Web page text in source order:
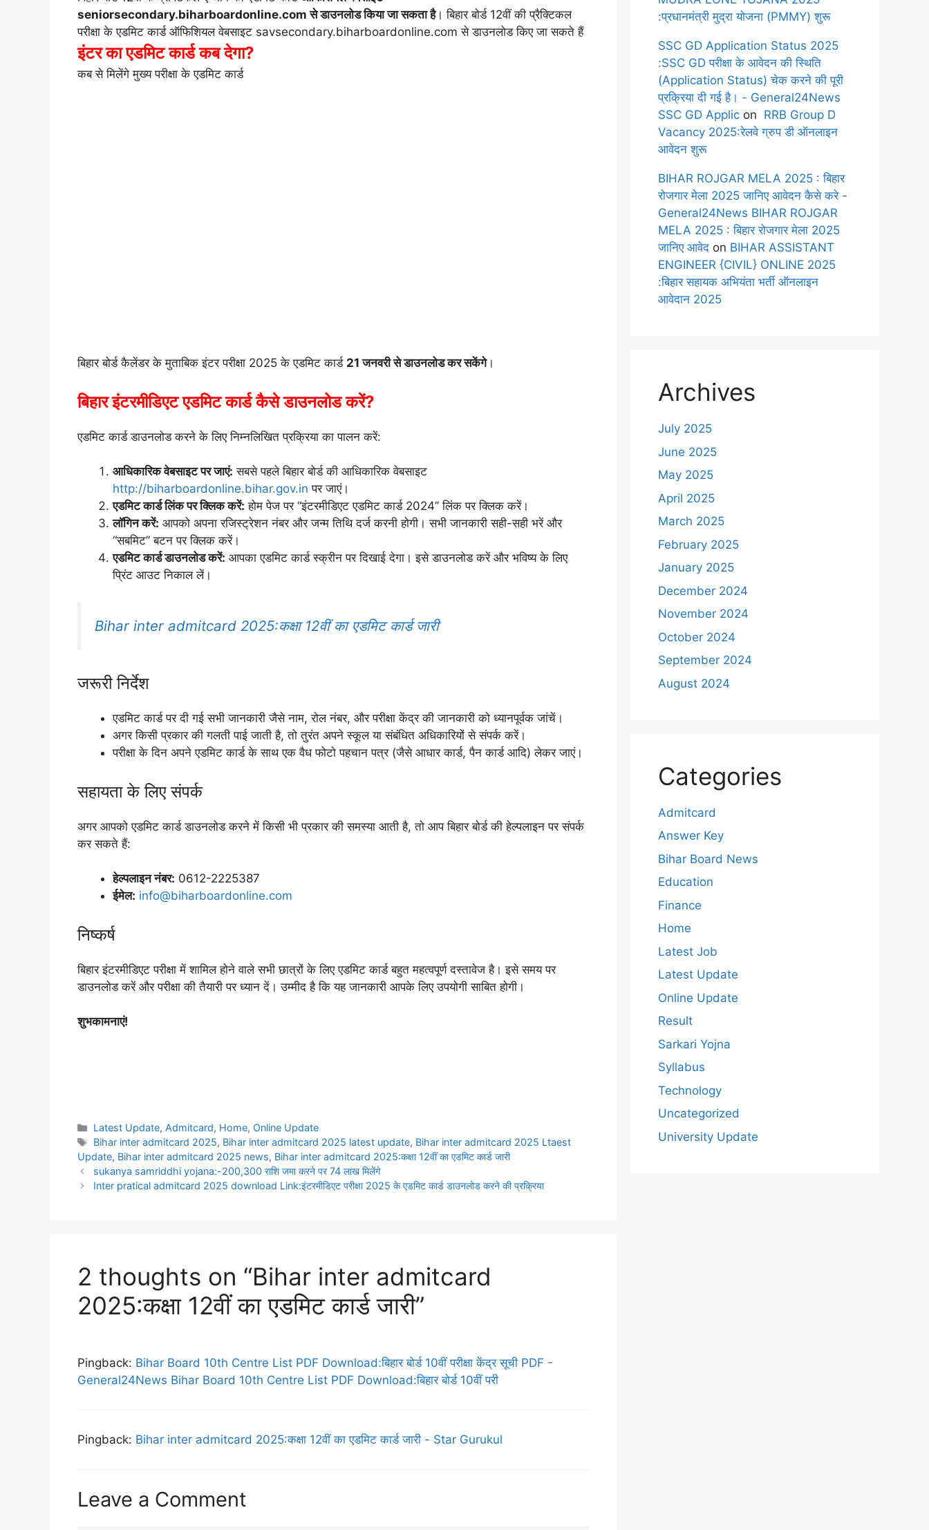
seniorsecondary.biharboardonline.com से डाउनलोड किया जा सकता है। बिहार बोर्ड 12वीं की प्रैक्टिकल
परीक्षा के एडमिट कार्ड ऑफिशियल वेबसाइट savsecondary.biharboardonline.com से डाउनलोड किए जा सकते हैं
इंटर का एडमिट कार्ड कब देगा?
कब से मिलेंगे मुख्य परीक्षा के एडमिट कार्ड
बिहार बोर्ड कैलेंडर के मुताबिक इंटर परीक्षा 2025 के एडमिट कार्ड 21 जनवरी से डाउनलोड कर सकेंगे।
बिहार इंटरमीडिएट एडमिट कार्ड कैसे डाउनलोड करें?
एडमिट कार्ड डाउनलोड करने के लिए निम्नलिखित प्रक्रिया का पालन करें:
आधिकारिक वेबसाइट पर जाएं: सबसे पहले बिहार बोर्ड की आधिकारिक वेबसाइट
http://biharboardonline.bihar.gov.in पर जाएं।
एडमिट कार्ड लिंक पर क्लिक करें: होम पेज पर “इंटरमीडिएट एडमिट कार्ड 2024” लिंक पर क्लिक करें।
लॉगिन करें: आपको अपना रजिस्ट्रेशन नंबर और जन्म तिथि दर्ज करनी होगी। सभी जानकारी सही-सही भरें और
“सबमिट” बटन पर क्लिक करें।
एडमिट कार्ड डाउनलोड करें: आपका एडमिट कार्ड स्क्रीन पर दिखाई देगा। इसे डाउनलोड करें और भविष्य के लिए
प्रिंट आउट निकाल लें।
Bihar inter admitcard 2025:कक्षा 12वीं का एडमिट कार्ड जारी
जरूरी निर्देश
एडमिट कार्ड पर दी गई सभी जानकारी जैसे नाम, रोल नंबर, और परीक्षा केंद्र की जानकारी को ध्यानपूर्वक जांचें।
अगर किसी प्रकार की गलती पाई जाती है, तो तुरंत अपने स्कूल या संबंधित अधिकारियों से संपर्क करें।
परीक्षा के दिन अपने एडमिट कार्ड के साथ एक वैध फोटो पहचान पत्र (जैसे आधार कार्ड, पैन कार्ड आदि) लेकर जाएं।
सहायता के लिए संपर्क
अगर आपको एडमिट कार्ड डाउनलोड करने में किसी भी प्रकार की समस्या आती है, तो आप बिहार बोर्ड की हेल्पलाइन पर संपर्क
कर सकते हैं:
हेल्पलाइन नंबर: 0612-2225387
ईमेल: info@biharboardonline.com
निष्कर्ष
बिहार इंटरमीडिएट परीक्षा में शामिल होने वाले सभी छात्रों के लिए एडमिट कार्ड बहुत महत्वपूर्ण दस्तावेज है। इसे समय पर
डाउनलोड करें और परीक्षा की तैयारी पर ध्यान दें। उम्मीद है कि यह जानकारी आपके लिए उपयोगी साबित होगी।
शुभकामनाएं!
Latest Update, Admitcard, Home, Online Update
Bihar inter admitcard 2025, Bihar inter admitcard 2025 latest update, Bihar inter admitcard 2025 Ltaest
Update, Bihar inter admitcard 2025 news, Bihar inter admitcard 2025:कक्षा 12वीं का एडमिट कार्ड जारी
sukanya samriddhi yojana:-200,300 राशि जमा करने पर 74 लाख मिलेंगे
Inter pratical admitcard 2025 download Link:इंटरमीडिएट परीक्षा 2025 के एडमिट कार्ड डाउनलोड करने की प्रक्रिया
2 thoughts on “Bihar inter admitcard
2025:कक्षा 12वीं का एडमिट कार्ड जारी”
Pingback: Bihar Board 10th Centre List PDF Download:बिहार बोर्ड 10वीं परीक्षा केंद्र सूची PDF -
General24News Bihar Board 10th Centre List PDF Download:बिहार बोर्ड 10वीं परी
Pingback: Bihar inter admitcard 2025:कक्षा 12वीं का एडमिट कार्ड जारी - Star Gurukul
Leave a Comment
:प्रधानमंत्री मुद्रा योजना (PMMY) शुरू
SSC GD Application Status 2025
:SSC GD परीक्षा के आवेदन की स्थिति
(Application Status) चेक करने की पूरी
प्रक्रिया दी गई है। - General24News
SSC GD Applic on RRB Group D
Vacancy 2025:रेलवे ग्रुप डी ऑनलाइन
आवेदन शुरू
BIHAR ROJGAR MELA 2025 : बिहार
रोजगार मेला 2025 जानिए आवेदन कैसे करे -
General24News BIHAR ROJGAR
MELA 2025 : बिहार रोजगार मेला 2025
जानिए आवेद on BIHAR ASSISTANT
ENGINEER {CIVIL} ONLINE 2025
:बिहार सहायक अभियंता भर्ती ऑनलाइन
आवेदान 2025
Archives
July 2025
June 2025
May 2025
April 2025
March 2025
February 2025
January 2025
December 2024
November 2024
October 2024
September 2024
August 2024
Categories
Admitcard
Answer Key
Bihar Board News
Education
Finance
Home
Latest Job
Latest Update
Online Update
Result
Sarkari Yojna
Syllabus
Technology
Uncategorized
University Update